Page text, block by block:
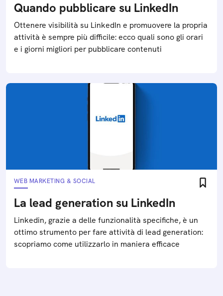
Quando pubblicare su LinkedIn
Ottenere visibilità su LinkedIn e promuovere la propria
attività è sempre più difficile: ecco quali sono gli orari
e i giorni migliori per pubblicare contenuti
WEB MARKETING & SOCIAL
La lead generation su LinkedIn
Linkedin, grazie a delle funzionalità specifiche, è un
ottimo strumento per fare attività di lead generation:
scopriamo come utilizzarlo in maniera efficace